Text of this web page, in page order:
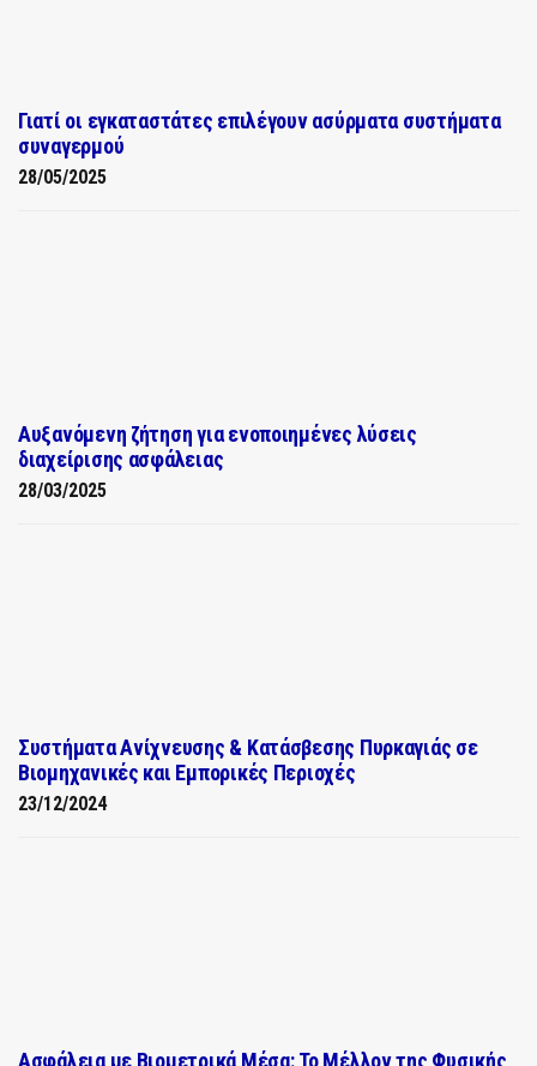
Γιατί οι εγκαταστάτες επιλέγουν ασύρματα συστήματα
συναγερμού
28/05/2025
Αυξανόμενη ζήτηση για ενοποιημένες λύσεις
διαχείρισης ασφάλειας
28/03/2025
Συστήματα Ανίχνευσης & Κατάσβεσης Πυρκαγιάς σε
Βιομηχανικές και Εμπορικές Περιοχές
23/12/2024
Ασφάλεια με Βιομετρικά Μέσα: Το Μέλλον της Φυσικής